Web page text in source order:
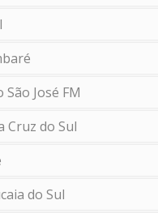
São José FM
Cruz do Sul
do Sul